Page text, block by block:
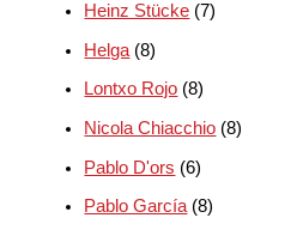
Heinz Stücke (7)
Helga (8)
Lontxo Rojo (8)
Nicola Chiacchio (8)
Pablo D'ors (6)
Pablo García(8)